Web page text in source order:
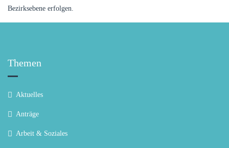
Bezirksebene erfolgen.
Themen
Aktuelles
Anträge
Arbeit & Soziales